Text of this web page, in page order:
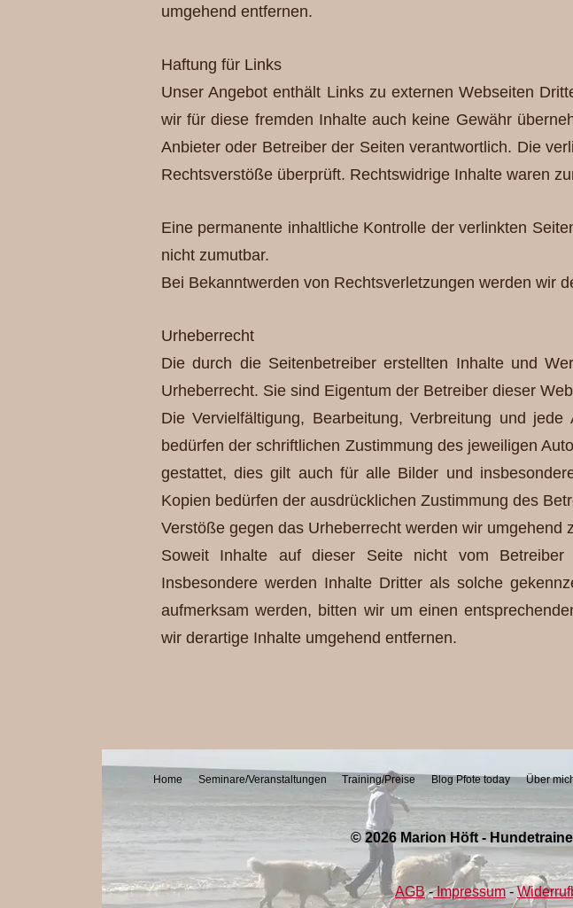
umgehend entfernen.
Haftung für Links
Unser Angebot enthält Links zu externen Webseiten
wir für diese fremden Inhalte auch keine Gewähr
Anbieter oder Betreiber der Seiten verantwortlich. Die
Rechtsverstöße überprüft. Rechtswidrige Inhalte waren
Eine permanente inhaltliche Kontrolle der verlinkten
nicht zumutbar.
Bei Bekanntwerden von Rechtsverletzungen werden wir
Urheberrecht
Die durch die Seitenbetreiber erstellten Inhalte und
Urheberrecht. Sie sind Eigentum der Betreiber dieser
Die Vervielfältigung, Bearbeitung, Verbreitung und
bedürfen der schriftlichen Zustimmung des jeweiligen
gestattet, dies gilt auch für alle Bilder und
Kopien bedürfen der ausdrücklichen Zustimmung des
Verstöße gegen das Urheberrecht werden wir umgehend
Soweit Inhalte auf dieser Seite nicht vom
Insbesondere werden Inhalte Dritter als solche
aufmerksam werden, bitten wir um einen
wir derartige Inhalte umgehend entfernen.
Home Seminare/Veranstaltungen Training/Preise Blog Pfote today Über
© 2026 Marion Höft -
AGB-Impressum-